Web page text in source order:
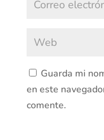
Guarda mi
en este
comente.